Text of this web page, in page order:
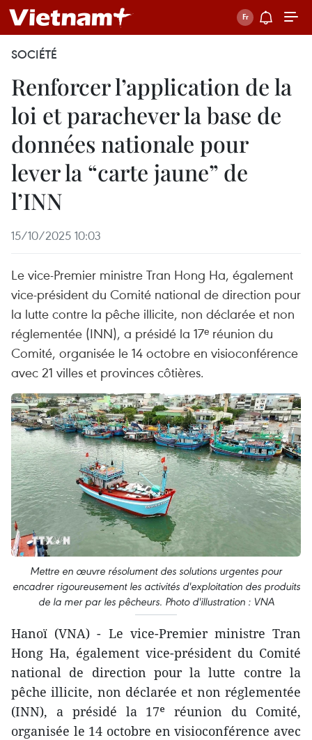
SOCIÉTÉ
Renforcer l’application de la
loi et parachever la base de
données nationale pour
lever la “carte jaune” de
l’INN
15/10/2025 10:03
Le vice-Premier ministre Tran Hong Ha, également
vice-président du Comité national de direction pour
la lutte contre la pêche illicite, non déclarée et non
réglementée (INN), a présidé la 17ᵉ réunion du
Comité, organisée le 14 octobre en visioconférence
avec 21 villes et provinces côtières.
Mettre en œuvre résolument des solutions urgentes pour
encadrer rigoureusement les activités d'exploitation des produits
de la mer par les pêcheurs. Photo d'illustration : VNA
Hanoï (VNA) - Le vice-Premier ministre Tran
Hong Ha, également vice-président du Comité
national de direction pour la lutte contre la
pêche illicite, non déclarée et non réglementée
(INN), a présidé la 17ᵉ réunion du Comité,
organisée le 14 octobre en visioconférence avec